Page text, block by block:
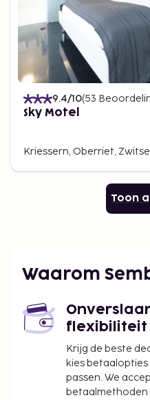
9.4/10(53
Sky Motel
Kriessern, Oberriet,
Toon
Waarom
flexibiliteit
Krijg de beste
kies
passen. We
betaalmethoden